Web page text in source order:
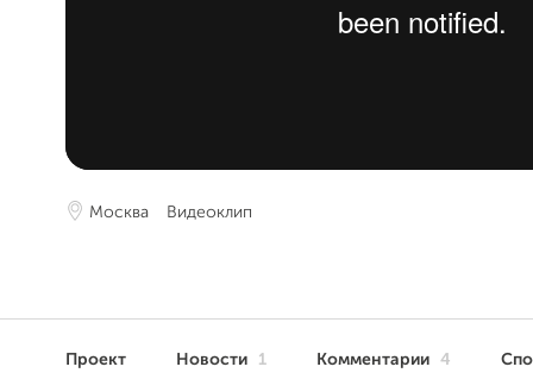
Москва Видеоклип
Проект Новости 1 Комментарии 4